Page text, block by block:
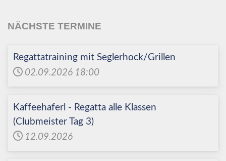
NÄCHSTE TERMINE
Regattatraining mit Seglerhock/Grillen
02.09.2026 18:00
Kaffeehaferl - Regatta alle Klassen
(Clubmeister Tag 3)
12.09.2026